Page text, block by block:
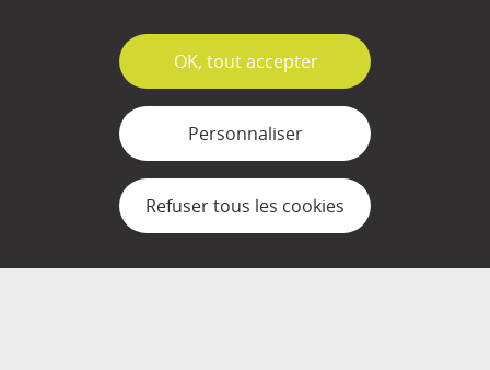
Plan du site
Mentions légales
Gestion des cookies
✓
OK, tout accepter
Personnaliser
Refuser tous les cookies